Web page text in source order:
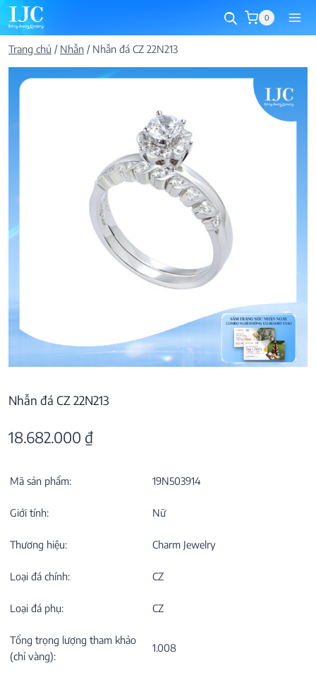
Skip
to
content
0
Trang chủ / Nhẫn / Nhẫn đá CZ 22N213
Nhẫn đá CZ 22N213
18.682.000 ₫
Mã sản phẩm: 19N503914
Giới tính: Nữ
Thương hiệu: Charm Jewelry
Loại đá chính: CZ
Loại đá phụ: CZ
Tổng trọng lượng tham khảo
(chỉ vàng):
1.008